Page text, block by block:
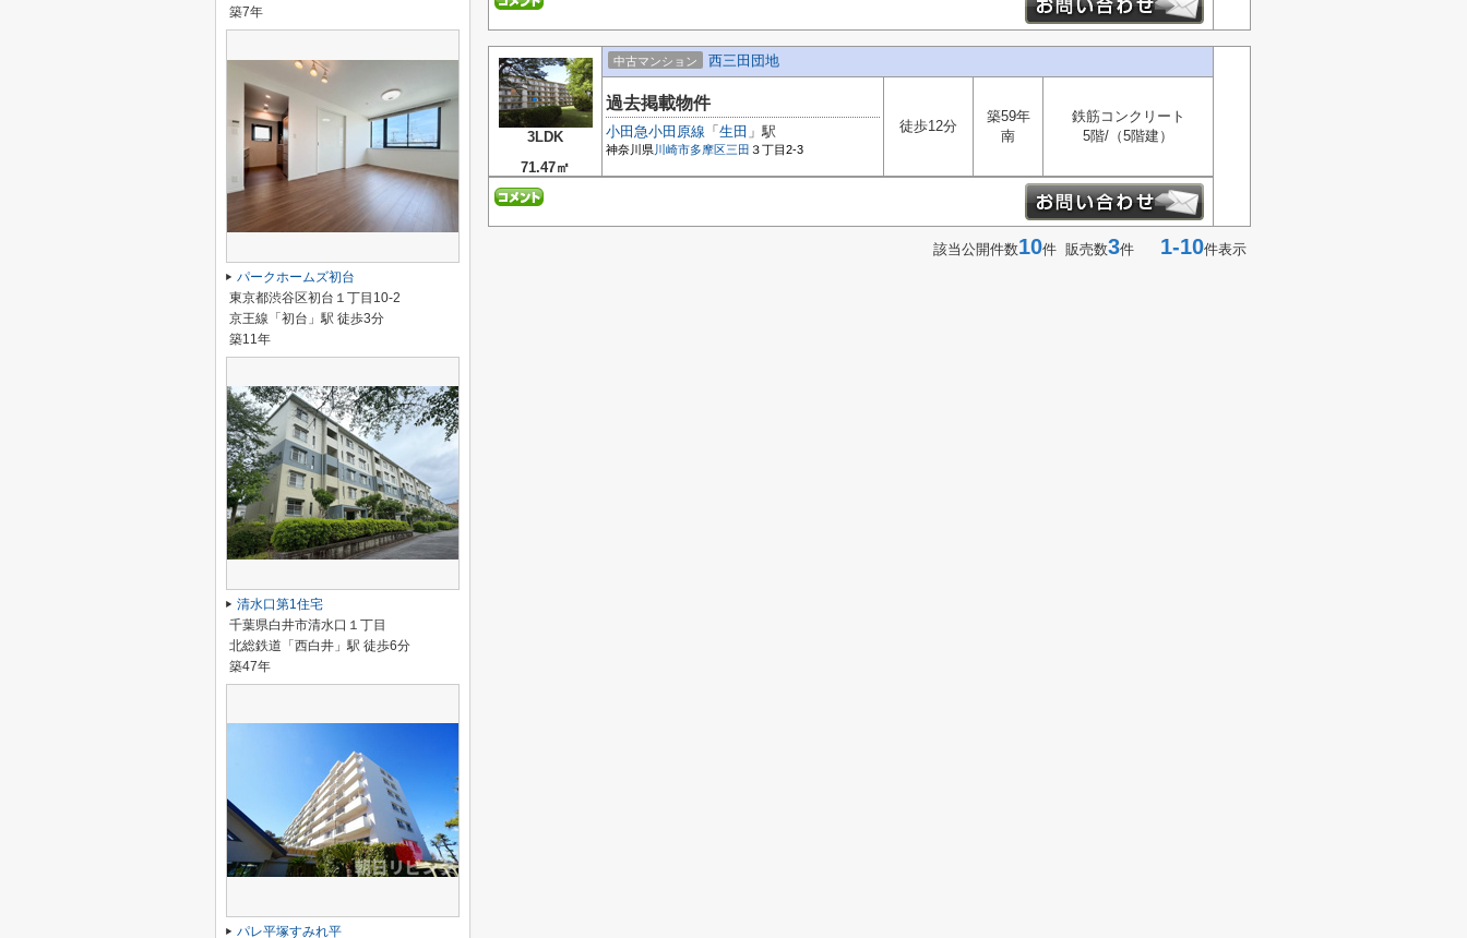
3LDK
71.47㎡
中古マンション 西三田団地
過去掲載物件
小田急小田原線 「 生田 」駅
神奈川県川崎市多摩区 三田 ３丁目2-3
徒歩12分
築59年
南
鉄筋コンクリート
5階/（5階建）
該当公開件数10件 販売数3件 1-10件表示
築7年
パークホームズ初台
東京都渋谷区初台１丁目10-2
京王線「初台」駅 徒歩3分
築11年
清水口第1住宅
千葉県白井市清水口１丁目
北総鉄道「西白井」駅 徒歩6分
築47年
パレ平塚すみれ平